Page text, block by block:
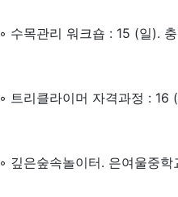
◦ 수목관리 워크숍 : 15 (일).
◦ 트리클라이머 자격과정 : 16
◦ 깊은숲속놀이터. 은여울중